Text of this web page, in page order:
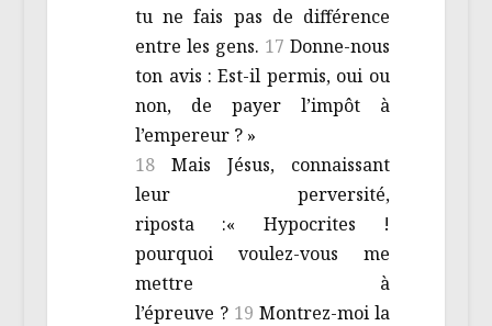
tu ne fais pas de différence
entre les gens. 17 Donne-nous
ton avis : Est-il permis, oui ou
non, de payer l’impôt à
l’empereur ? »
18Mais Jésus, connaissant
leur perversité,
riposta :« Hypocrites !
pourquoi voulez-vous me
mettre à
l’épreuve ? 19 Montrez-moi la